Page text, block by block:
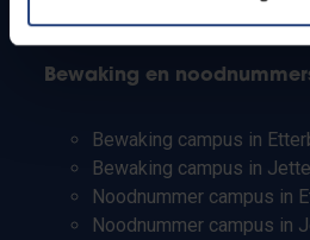
Bewaking en
Bewaking campus in
Bewaking campus in Jette
Noodnummer campus in
Noodnummer campus in